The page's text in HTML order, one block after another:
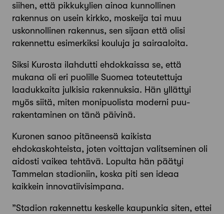
siihen, että pikkukylien ainoa kunnollinen
rakennus on usein kirkko, moskeija tai muu
uskonnollinen rakennus, sen sijaan että olisi
rakennettu esimerkiksi kouluja ja sairaaloita.
Siksi Kurosta ilahdutti ehdokkaissa se, että
mukana oli eri puolille Suomea toteutettuja
laadukkaita julkisia rakennuksia. Hän yllättyi
myös siitä, miten monipuolista moderni puu­
rakentaminen on tänä päivinä.
Kuronen sanoo pitäneensä kaikista
ehdokaskohteista, joten voittajan valitseminen oli
aidosti vaikea tehtävä. Lopulta hän päätyi
Tammelan stadioniin, koska piti sen ideaa
kaikkein innovatiivisimpana.
”Stadion rakennettu keskelle kaupunkia siten, ettei